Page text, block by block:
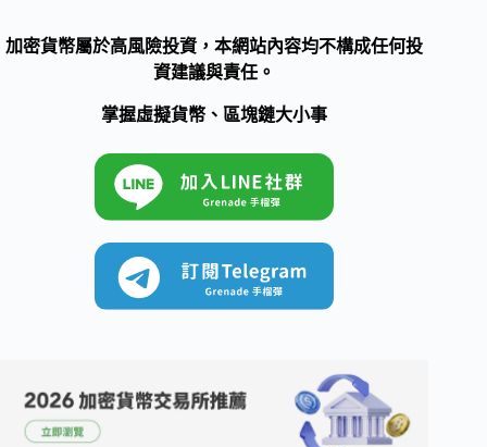
加密貨幣屬於高風險投資，本網站內容均不構成任何投
資建議與責任。
掌握虛擬貨幣、區塊鏈大小事